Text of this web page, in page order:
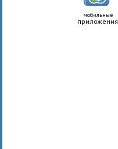
мобильные
приложения